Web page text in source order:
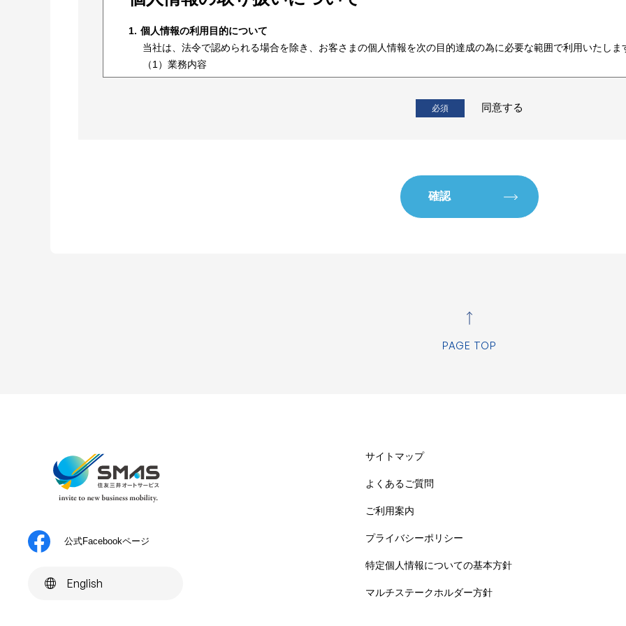
個人情報の利用目的について
当社は、法令で認められる場合を除き、お客さまの個人情報を次の目的達成の為に必要な範囲で利用いたしま
（1）業務内容
前各号の業務に関連する事業を営む会社の株式を保有することによる当該会社の支配及び管理
事務（自動車の登録、メンテナンス、保険契約付保、コンピューター事務、代金決済事務及びこれら
他の事業者から個人情報の処理の全部または一部について委託された場合等における委託された当該
顧客の閲覧履歴および行動履歴等を分析して顧客の商品、サービスへの関心度を測定する等の方法に
市場調査並びにデータ分析やアンケートの実施等によるリース・割賦販売等、新商品及び新サービス
発及び改善のため（閲覧履歴および行動履歴等を分析して行う場合を含む）
顧客との契約または法律に基づき当社の権利の行使または義務の履行のため並びに個別に同意を取得
同意する
PAGE TOP
公式Facebookページ
English
サイトマップ
よくあるご質問
ご利用案内
プライバシーポリシー
特定個人情報についての基本方針
マルチステークホルダー方針